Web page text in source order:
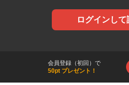
ログインして
会員登録（初回）で
50pt プレゼント！